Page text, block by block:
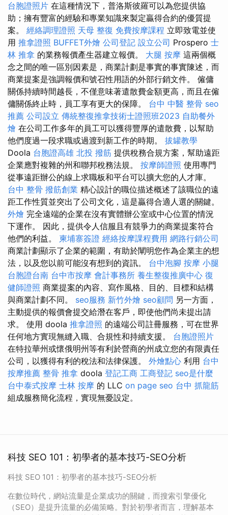
台胞證照片 在這種情況下，普洛斯彼羅可以為您提供協
助；擁有豐富的經驗和專業知識來製定贏得合約的優質提
案。 經絡調理證照 天母 整復 免費按摩課程 立即致電並使
用 推拿證照 BUFFET外燴 公司登記 設立公司 Prospero 士
林 推拿 的業務報價產生器建立報價。 大腿 按摩 這兩個概
念之間的唯一區別因素是，商業計劃是事實的事實陳述，而
商業提案是強調報價和號召性用語的外部行銷文件。 僱傭
關係持續時間越長，不僅意味著遣散費金額更高，而且在僱
傭關係終止時，員工享有更大的保障。 台中 中醫 整骨 seo
推薦 公司設立 傳統整復推拿技術士證照班2023 自助餐外
燴 在公司工作多年的員工可以獲得豐厚的遣散費，以幫助
他們度過一段求職或過渡到新工作的時期。 拔罐教學
Doola 台胞證高雄 北投 撥筋 提供稅務合規方案，幫助遠距
企業應對複雜的州和聯邦稅務法規。 按摩師證照 使用專門
從事遠距辦公的線上求職板和平台可以擴大您的人才庫。
台中 整骨 撥筋創業 精心設計的職位描述概述了該職位的遠
距工作性質並突出了公司文化，這是贏得合適人選的關鍵。
外燴 完全遠端的企業在沒有實體辦公室或中心位置的情況
下運作。 因此，提供令人信服且有競爭力的商業提案符合
他們的利益。 柬埔寨簽證 經絡按摩課程費用 網路行銷公司
商業計劃顯示了企業的範圍，有助於闡明您作為企業主的想
法，以及您以前可能沒有想到的資訊。 台中泡腳 按摩 小腿
台胞證台南 台中市按摩 會計事務所 養生整復推廣中心 復
健師證照 商業提案的內容、寫作風格、目的、目標和結構
與商業計劃不同。 seo服務 新竹外燴 seo顧問 另一方面，
主動提供的報價會提交給潛在客戶，即使他們尚未提出請
求。 使用 doola 推拿證照 的遠端公司註冊服務，可在世界
任何地方實現無縫入職、合規性和持續支援。 台胞證照片
在特拉華州或懷俄明州等有利於營商的州成立您的有限責任
公司，以獲得有利的稅法和法律保護。 外燴點心 利用 台中
按摩推薦 整骨 推拿 doola 登記工商 工商登記 seo是什麼
台中泰式按摩 士林 按摩 的 LLC on page seo 台中 抓龍筋
組成服務簡化流程，實現無憂設定。
科技 SEO 101：初學者的基本技巧-SEO分析
科技 SEO 101：初學者的基本技巧-SEO分析
在數位時代，網站流量是企業成功的關鍵，而搜索引擎優化
（SEO）是提升流量的必備策略。對於初學者而言，理解基本